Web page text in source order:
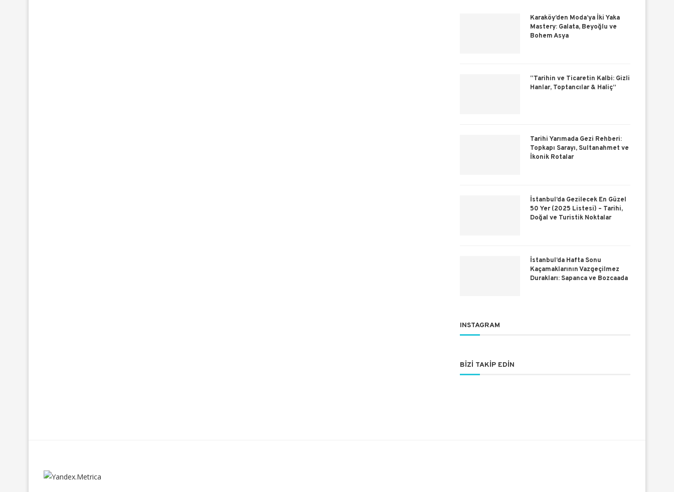
Karaköy’den Moda’ya İki Yaka
Mastery: Galata, Beyoğlu ve
Bohem Asya
“Tarihin ve Ticaretin Kalbi: Gizli
Hanlar, Toptancılar & Haliç”
Tarihi Yarımada Gezi Rehberi:
Topkapı Sarayı, Sultanahmet ve
İkonik Rotalar
İstanbul’da Gezilecek En Güzel
50 Yer (2025 Listesi) – Tarihi,
Doğal ve Turistik Noktalar
İstanbul’da Hafta Sonu
Kaçamaklarının Vazgeçilmez
Durakları: Sapanca ve Bozcaada
INSTAGRAM
BIZI TAKIP EDIN